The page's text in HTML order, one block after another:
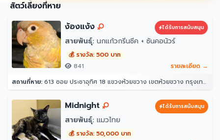
สัตว์เลี้ยงที่หาย
ง้องแง้ง
ได้รับการสนับสนุน
สายพันธุ์: นกแก้วกรีนชีค + ซันคอนัวร์
💰 รางวัล: 500 บาท
841
รายละเอียด →
สถานที่หาย: 613 ซอย ประชาอุทิศ 18 แขวงห้วยขวาง เขตห้วยขวาง กรุงเทพมหานคร 10310
Midnight ได้รับการสนับสนุน
สายพันธุ์: แมวไทย
💰 รางวัล: 50,000 บาท